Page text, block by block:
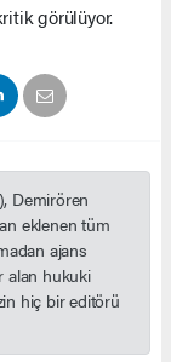
görülüyor.
Demirören
eklenen tüm
ajans
alan hukuki
hiç bir editörü